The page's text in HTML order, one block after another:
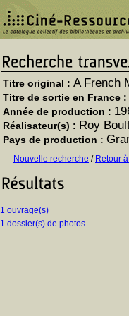
Titre original : A French
Titre de sortie en France :
Année de production :
Réalisateur(s) : Roy
Pays de production :
Nouvelle recherche / Retour
1 ouvrage(s)
1 dossier(s) de photos